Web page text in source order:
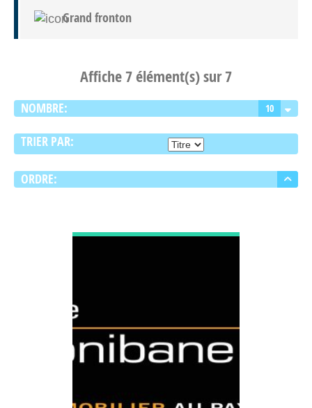
Grand fronton
Affiche 7 élément(s) sur 7
NOMBRE: 10
TRIER PAR:
ORDRE: